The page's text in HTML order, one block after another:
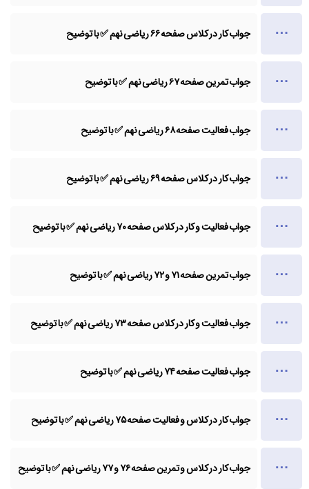
جواب کار در کلاس صفحه ۶۶ ریاضی نهم ✅ با توضیح
جواب تمرین صفحه ۶۷ ریاضی نهم ✅ با توضیح
جواب فعالیت صفحه ۶۸ ریاضی نهم ✅ با توضیح
جواب کار در کلاس صفحه ۶۹ ریاضی نهم ✅ با توضیح
جواب فعالیت و کار در کلاس صفحه ۷۰ ریاضی نهم ✅ با توضیح
جواب تمرین صفحه ۷۱ و ۷۲ ریاضی نهم ✅ با توضیح
جواب فعالیت و کار در کلاس صفحه ۷۳ ریاضی نهم ✅ با توضیح
جواب فعالیت صفحه ۷۴ ریاضی نهم ✅ با توضیح
جواب کار در کلاس و فعالیت صفحه ۷۵ ریاضی نهم ✅ با توضیح
جواب کار در کلاس و تمرین صفحه ۷۶ و ۷۷ ریاضی نهم ✅ با توضیح